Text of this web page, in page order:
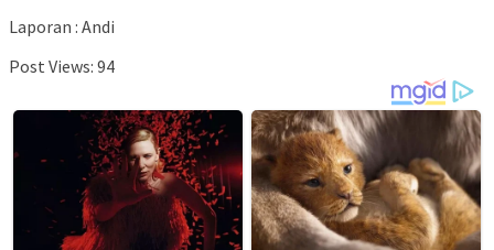
Laporan : Andi
Post Views: 94